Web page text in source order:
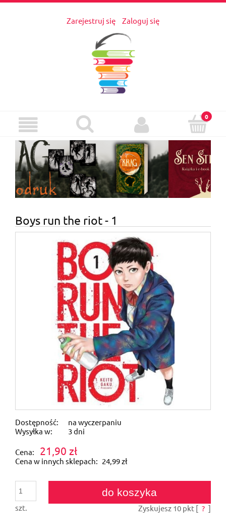
Zarejestruj się Zaloguj się
Boys run the riot - 1
Dostępność:
na wyczerpaniu
Wysyłka w:
3 dni
Cena: 21,90 zł
Cena w innych sklepach: 24,99 zł
szt.
do koszyka
Zyskujesz 10pkt [ ? ]